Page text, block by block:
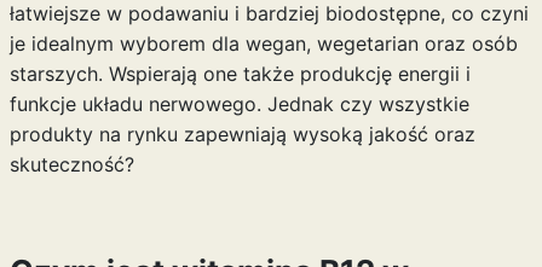
łatwiejsze w podawaniu i bardziej biodostępne, co czyni
je idealnym wyborem dla wegan, wegetarian oraz osób
starszych. Wspierają one także produkcję energii i
funkcje układu nerwowego. Jednak czy wszystkie
produkty na rynku zapewniają wysoką jakość oraz
skuteczność?